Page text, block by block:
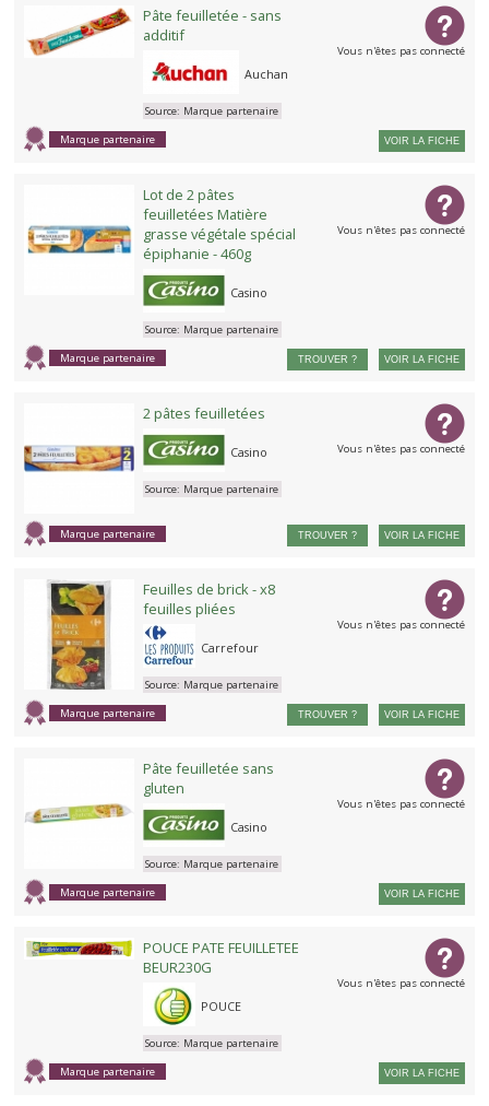
Pâte feuilletée - sans
additif
Auchan
Marque partenaire
Source: Marque partenaire
Vous n'êtes pas connecté
VOIR LA FICHE
Lot de 2 pâtes
feuilletées Matière
grasse végétale spécial
épiphanie - 460g
Casino
Marque partenaire
Source: Marque partenaire
TROUVER ?
Vous n'êtes pas connecté
VOIR LA FICHE
2 pâtes feuilletées
Casino
Marque partenaire
Source: Marque partenaire
TROUVER ?
Vous n'êtes pas connecté
VOIR LA FICHE
Feuilles de brick - x8
feuilles pliées
Carrefour
Marque partenaire
Source: Marque partenaire
TROUVER ?
Vous n'êtes pas connecté
VOIR LA FICHE
Pâte feuilletée sans
gluten
Casino
Marque partenaire
Source: Marque partenaire
Vous n'êtes pas connecté
VOIR LA FICHE
POUCE PATE FEUILLETEE
BEUR230G
POUCE
Marque partenaire
Source: Marque partenaire
Vous n'êtes pas connecté
VOIR LA FICHE